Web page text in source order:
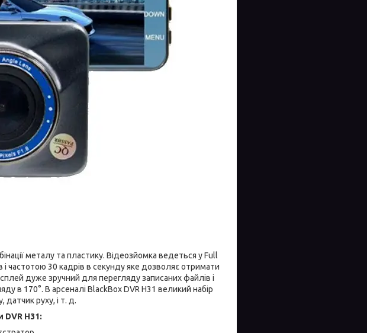
металу та пластику. Відеозйомка ведеться у Full
і частотою 30 кадрів в секунду яке дозволяє отримати
дуже зручний для перегляду записаних файлів і
в 170°. В арсеналі BlackBox DVR H31 великий набір
датчик руху, і т. д.
DVR H31: